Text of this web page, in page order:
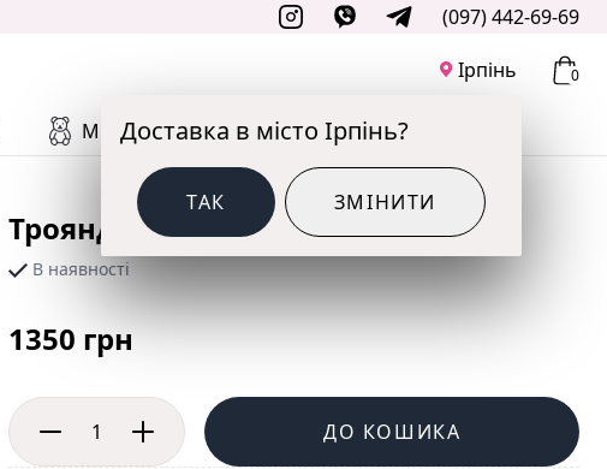
(097) 442-69-69
Ірпінь
Доставка в місто Ірпінь?
ТАК ЗМІНИТИ
0
М'ЯКІ ІГРАШКИ ДО СВЯТА
Трояндова ніжність 15 шт
В наявності
1350 грн
ДО КОШИКА